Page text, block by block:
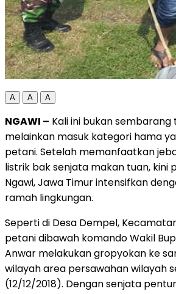
A A A
NGAWI – Kali ini bukan
melainkan masuk kategori hama
petani. Setelah memanfaatkan
listrik bak senjata makan tuan, kini
Ngawi, Jawa Timur intensifkan
ramah lingkungan.
Seperti di Desa Dempel,
petani dibawah komando Wakil
Anwar melakukan gropyokan ke
wilayah area persawahan wilayah
(12/12/2018). Dengan senjata